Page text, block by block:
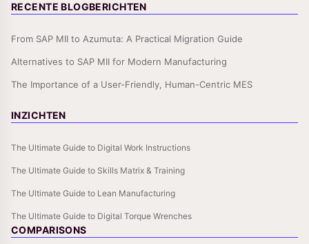
RECENTE BLOGBERICHTEN
From SAP MII to Azumuta: A Practical Migration Guide
Alternatives to SAP MII for Modern Manufacturing
The Importance of a User-Friendly, Human-Centric MES
INZICHTEN
The Ultimate Guide to Digital Work Instructions
The Ultimate Guide to Skills Matrix & Training
The Ultimate Guide to Lean Manufacturing
The Ultimate Guide to Digital Torque Wrenches
COMPARISONS